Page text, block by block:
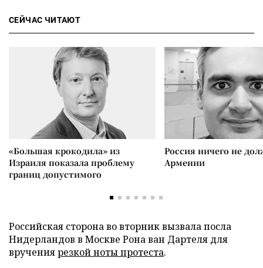
СЕЙЧАС ЧИТАЮТ
«Большая крокодила» из
Израиля показала проблему
границ допустимого
Россия ничего не
Армении
Российская сторона во вторник вызвала посла
Нидерландов в Москве Рона ван Дартеля для
вручениярезкой ноты протеста.